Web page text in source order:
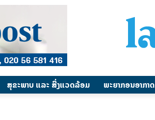
ສຸຂະພາບ ແລະ ສີ່ງແວດລ້ອມ ພະຍາກອນອາກາດ